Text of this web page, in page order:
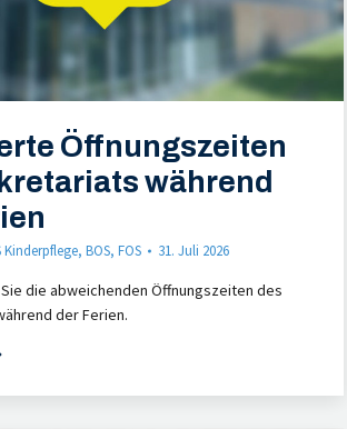
Öffnungszeiten
während
Kinderpflege, BOS, FOS 31. Juli 2026
die abweichenden Öffnungszeiten des
der Ferien.